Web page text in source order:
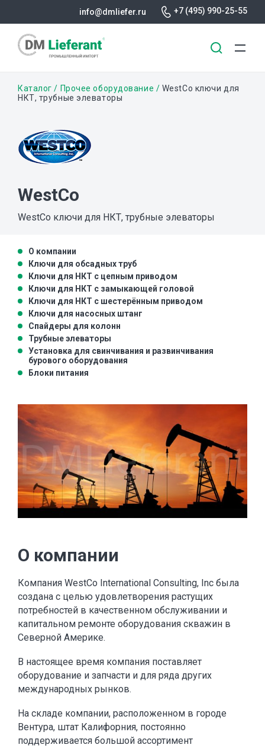
info@dmliefer.ru +7 (495) 990-25-55
Строка
Каталог Прочее оборудование
WestCo ключи для
НКТ, трубные элеваторы
WestCo
WestCo ключи для НКТ, трубные элеваторы
О компании
Ключи для обсадных труб
Ключи для НКТ с цепным приводом
Ключи для НКТ с замыкающей головой
Ключи для НКТ с шестерённым приводом
Ключи для насосных штанг
Спайдеры для колонн
Трубные элеваторы
Установка для свинчивания и развинчивания
бурового оборудования
Блоки питания
О компании
Компания WestCo International Consulting, Inc была
создана с целью удовлетворения растущих
потребностей в качественном обслуживании и
капитальном ремонте оборудования скважин в
Северной Америке.
В настоящее время компания поставляет
оборудование и запчасти и для ряда других
международных рынков.
На складе компании, расположенном в городе
Вентура, штат Калифорния, постоянно
поддерживается большой ассортимент